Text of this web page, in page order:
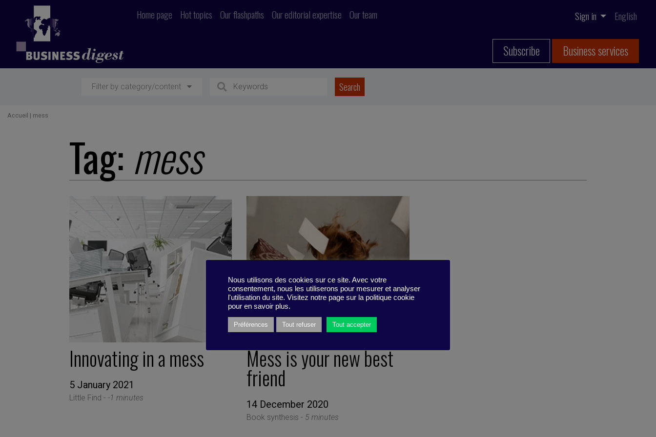
Home page Hot topics Our flashpaths Our editorial expertise Our team Sign in English
Subscribe Business services
Filter by category/content
Accueil | mess
Tag: mess
Innovating in a mess
5 January 2021
Little Find - -1 minutes
Mess is your new best
friend
14 December 2020
Book synthesis - 5 minutes
Nous utilisons des cookies sur ce site. Avec votre
consentement, nous les utiliserons pour mesurer et analyser
l'utilisation du site. Visitez notre page sur la politique cookie
pour en savoir plus.
Préférences Tout refuser Tout accepter